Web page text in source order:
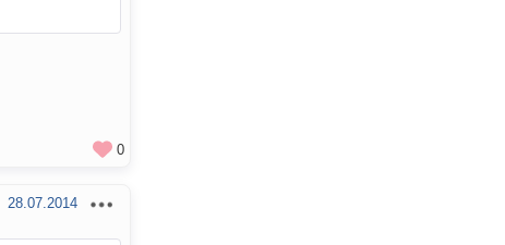
0
28.07.2014